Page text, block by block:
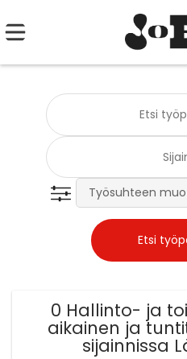
Työsuhteen
0 Hallinto- ja
aikainen ja
sijainnissa